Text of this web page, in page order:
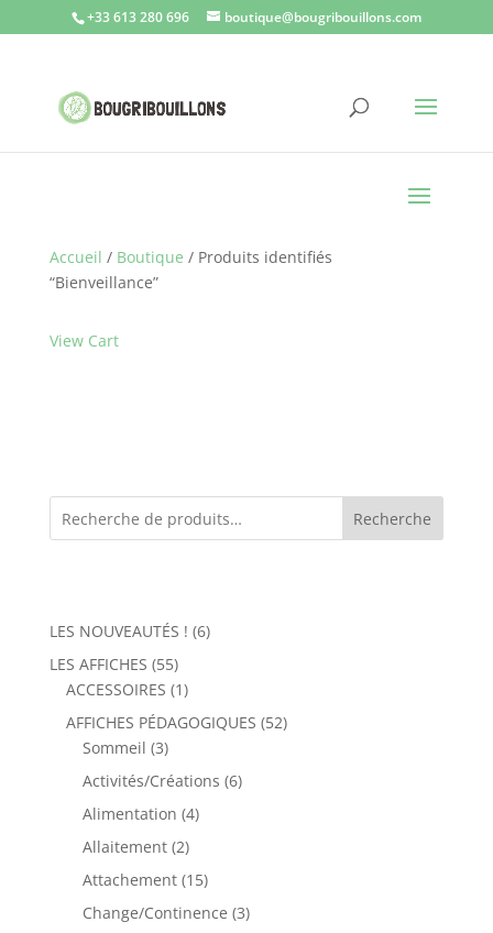
+33 613 280 696 boutique@bougribouillons.com
Accueil / Boutique / Produits identifiés
“Bienveillance”
View Cart
Recherche
LES NOUVEAUTÉS ! 66
LES AFFICHES 5555
produits
ACCESSOIRES 11
produit
AFFICHES PÉDAGOGIQUES 5252
Sommeil 33
produits
Activités/Créations 66
Alimentation 44
Allaitement 22
produits
Attachement 1515
produits
Change/Continence 33